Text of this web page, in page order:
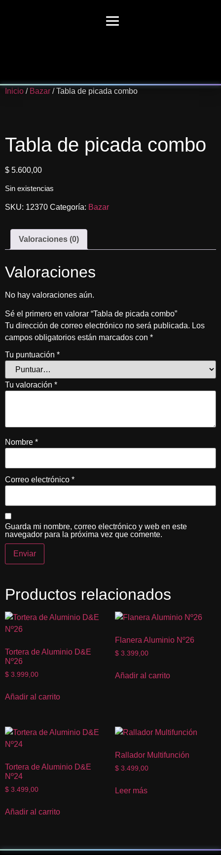
Inicio / Bazar / Tabla de picada combo
Tabla de picada combo
$ 5.600,00
Sin existencias
SKU: 12370 Categoría: Bazar
Valoraciones (0)
Valoraciones
No hay valoraciones aún.
Sé el primero en valorar “Tabla de picada combo”
Tu dirección de correo electrónico no será publicada. Los
campos obligatorios están marcados con *
Tu puntuación *
Tu valoración *
Nombre *
Correo electrónico *
Guarda mi nombre, correo electrónico y web en este
navegador para la próxima vez que comente.
Productos relacionados
Tortera de Aluminio D&E
Nº26
$ 3.999,00
Añadir al carrito
Flanera Aluminio Nº26
$3.399,00
Añadir al carrito
Tortera de Aluminio D&E
Nº24
$ 3.499,00
Añadir al carrito
Rallador Multifunción
$3.499,00
Leer más